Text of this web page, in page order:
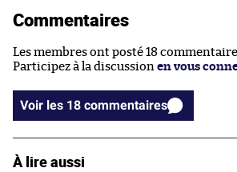
Commentaires
Les membres ont posté 18
Participez à la discussion en vous
Voir les 18 commentaires
À lire aussi